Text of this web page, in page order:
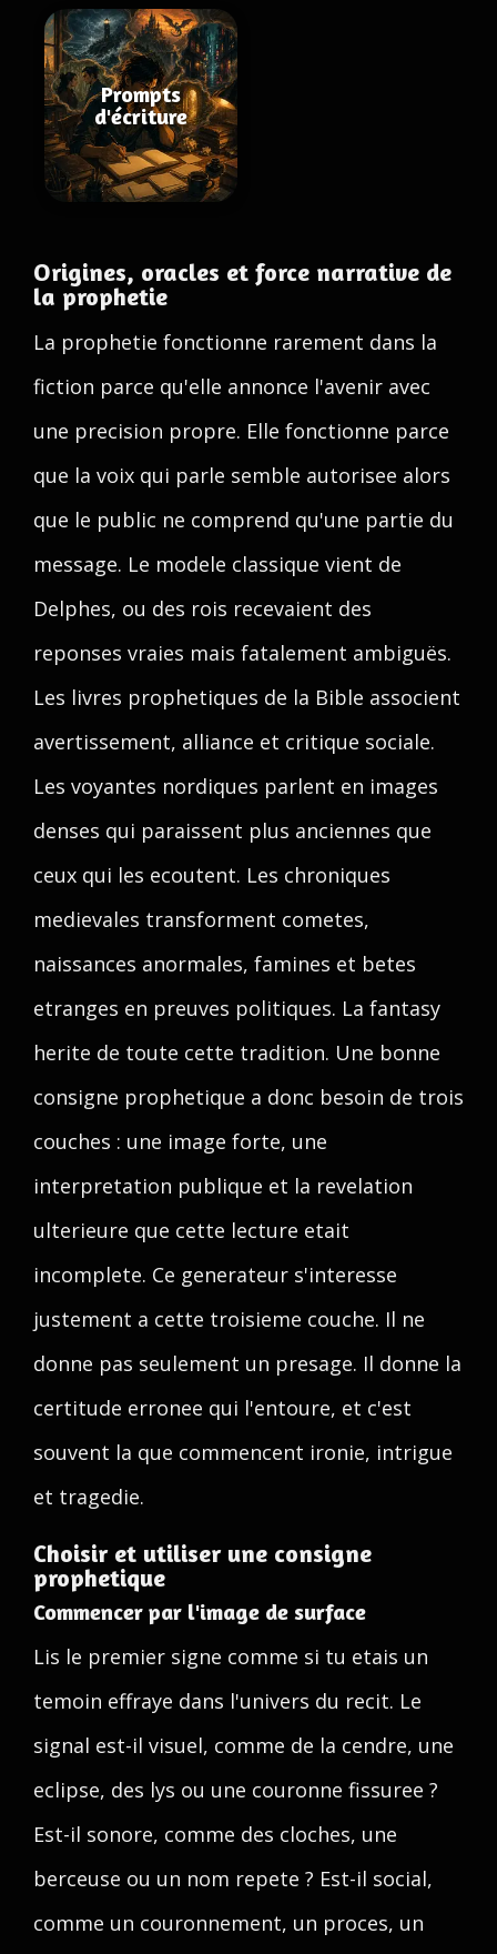
Prompts
d'écriture
Origines, oracles et force narrative de
la prophetie
La prophetie fonctionne rarement dans la
fiction parce qu'elle annonce l'avenir avec
une precision propre. Elle fonctionne parce
que la voix qui parle semble autorisee alors
que le public ne comprend qu'une partie du
message. Le modele classique vient de
Delphes, ou des rois recevaient des
reponses vraies mais fatalement ambiguës.
Les livres prophetiques de la Bible associent
avertissement, alliance et critique sociale.
Les voyantes nordiques parlent en images
denses qui paraissent plus anciennes que
ceux qui les ecoutent. Les chroniques
medievales transforment cometes,
naissances anormales, famines et betes
etranges en preuves politiques. La fantasy
herite de toute cette tradition. Une bonne
consigne prophetique a donc besoin de trois
couches : une image forte, une
interpretation publique et la revelation
ulterieure que cette lecture etait
incomplete. Ce generateur s'interesse
justement a cette troisieme couche. Il ne
donne pas seulement un presage. Il donne la
certitude erronee qui l'entoure, et c'est
souvent la que commencent ironie, intrigue
et tragedie.
Choisir et utiliser une consigne
prophetique
Commencer par l'image de surface
Lis le premier signe comme si tu etais un
temoin effraye dans l'univers du recit. Le
signal est-il visuel, comme de la cendre, une
eclipse, des lys ou une couronne fissuree ?
Est-il sonore, comme des cloches, une
berceuse ou un nom repete ? Est-il social,
comme un couronnement, un proces, un